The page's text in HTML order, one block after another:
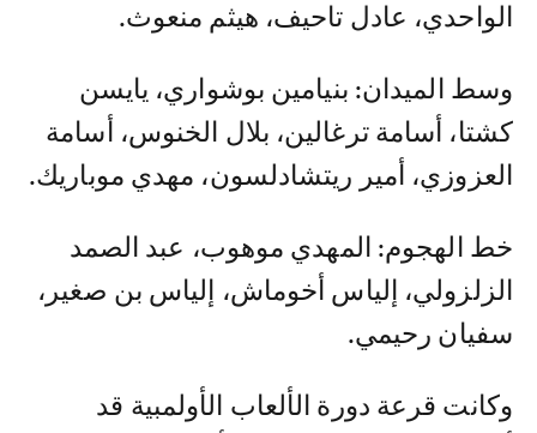
الواحدي، عادل تاحيف، هيثم منعوث.
وسط الميدان: بنيامين بوشواري، يايسن
كشتا، أسامة ترغالين، بلال الخنوس، أسامة
العزوزي، أمير ريتشادلسون، مهدي موباريك.
خط الهجوم: المهدي موهوب، عبد الصمد
الزلزولي، إلياس أخوماش، إلياس بن صغير،
سفيان رحيمي.
وكانت قرعة دورة الألعاب الأولمبية قد